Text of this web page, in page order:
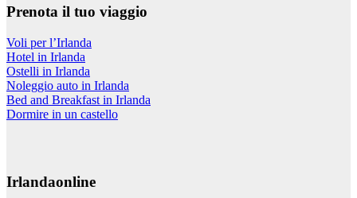
Prenota il tuo viaggio
Voli per l’Irlanda
Hotel in Irlanda
Ostelli in Irlanda
Noleggio auto in Irlanda
Bed and Breakfast in Irlanda
Dormire in un castello
Irlandaonline